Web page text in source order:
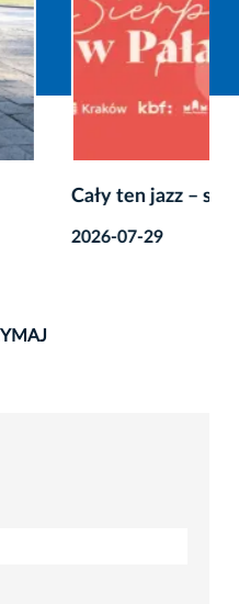
Potockich